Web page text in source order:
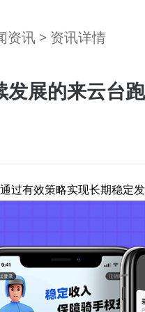
资讯 > 资讯详情
展的来云台
过有效策略实现长期稳定